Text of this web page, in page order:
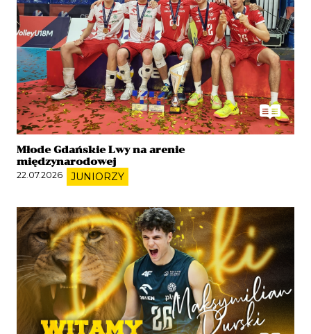
Młode Gdańskie Lwy na arenie
międzynarodowej
22.07.2026 JUNIORZY